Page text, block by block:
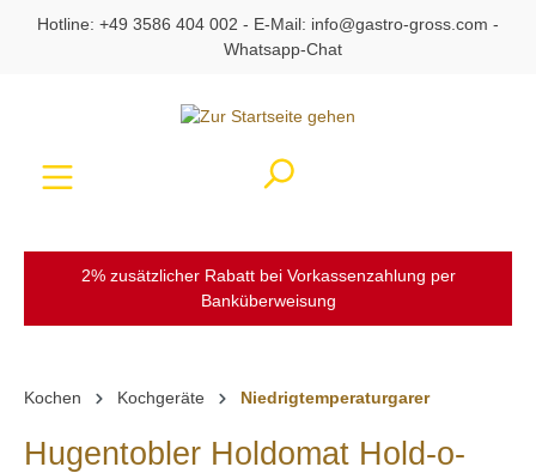
springen
Hotline: +49 3586 404 002 - E-Mail: info@gastro-gross.com -
Whatsapp-Chat
2% zusätzlicher Rabatt bei Vorkassenzahlung per
Banküberweisung
Kochen Kochgeräte Niedrigtemperaturgarer
Hugentobler Holdomat Hold-o-